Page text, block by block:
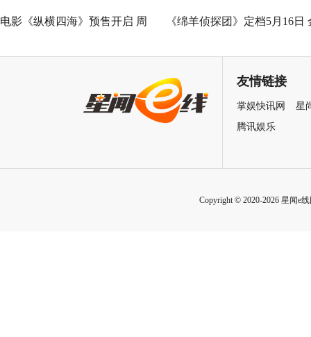
电影《纵横四海》预售开启 周 《绵羊侦探团》定档5月16日
友情链接
掌娱快讯网
星
腾讯娱乐
Copyright © 2020-2026 星闻e